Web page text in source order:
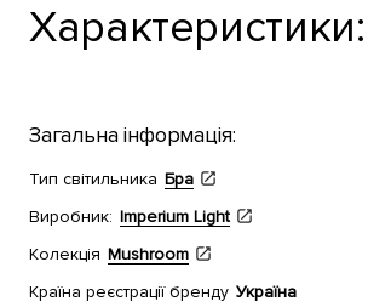
Характеристики:
Загальна інформація:
Тип світильника Бра
Виробник: Imperium Light
Колекція Mushroom
Країна реєстрації бренду Україна